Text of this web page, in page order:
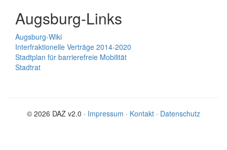
Augsburg-Links
Augsburg-Wiki
Interfraktionelle Verträge 2014-2020
Stadtplan für barrierefreie Mobilität
Stadtrat
© 2026 DAZ v2.0 · Impressum · Kontakt · Datenschutz